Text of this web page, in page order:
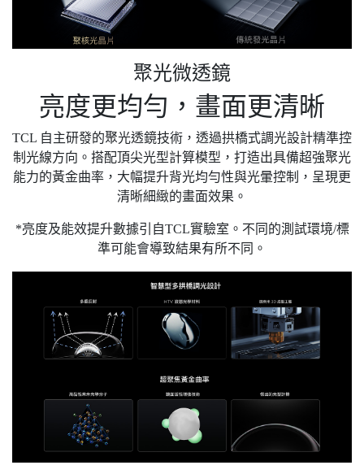
聚光微透鏡
亮度更均勻，畫面更清晰
TCL 自主研發的聚光透鏡技術，透過拱橋式調光設計精準控
制光線方向。搭配頂尖光型計算模型，打造出具備超強聚光
能力的黃金曲率，大幅提升背光均勻性與光暈控制，呈現更
清晰細緻的畫面效果。
*亮度及能效提升數據引自TCL實驗室。不同的測試環境/標
準可能會導致結果有所不同。